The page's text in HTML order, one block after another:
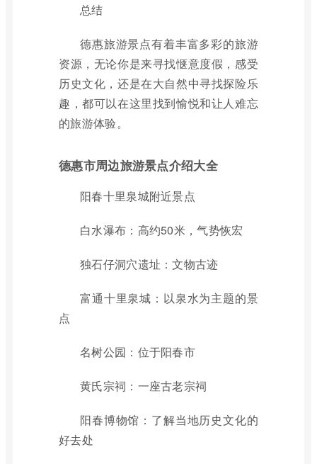
总结
德惠旅游景点有着丰富多彩的旅游
资源，无论你是来寻找惬意度假，感受
历史文化，还是在大自然中寻找探险乐
趣，都可以在这里找到愉悦和让人难忘
的旅游体验。
德惠市周边旅游景点介绍大全
阳春十里泉城附近景点
白水瀑布：高约50米，气势恢宏
独石仔洞穴遗址：文物古迹
富通十里泉城：以泉水为主题的景
点
名树公园：位于阳春市
黄氏宗祠：一座古老宗祠
阳春博物馆：了解当地历史文化的
好去处